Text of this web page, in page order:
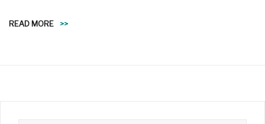
READ MORE >>